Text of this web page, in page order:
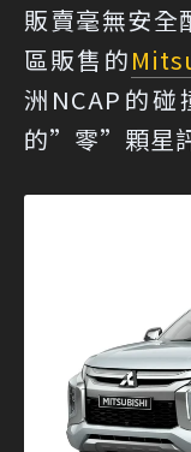
販賣毫無安全
區販售的
洲NCAP的
的”零”顆星